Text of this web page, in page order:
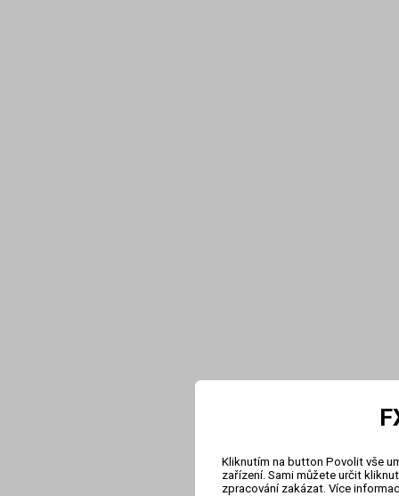
Kliknutím na button Povolit vše
zařízení. Sami můžete určit
zpracování zakázat. Více